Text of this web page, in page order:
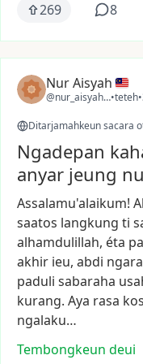
269 8
Nur Aisyah
@nur_aisyah12•teteh•
Ditarjamahkeun sacara
Ngadepan
anyar jeung
Assalamu'alaikum!
saatos langkung ti
alhamdulillah, éta
akhir ieu, abdi
paduli sabaraha
kurang. Aya rasa
ngalaku…
Tembongkeun deui